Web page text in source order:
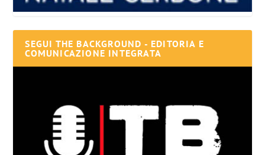
SEGUI THE BACKGROUND - EDITORIA E
COMUNICAZIONE INTEGRATA